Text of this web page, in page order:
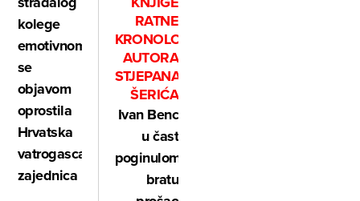
kolege
emotivnom
se
objavom
oprostila
Hrvatska
vatrogasca
zajednica
RATNE
KRONOLOGIJE
AUTORA
STJEPANA
ŠERIĆA
Ivan Benc
u čast
poginulom
bratu